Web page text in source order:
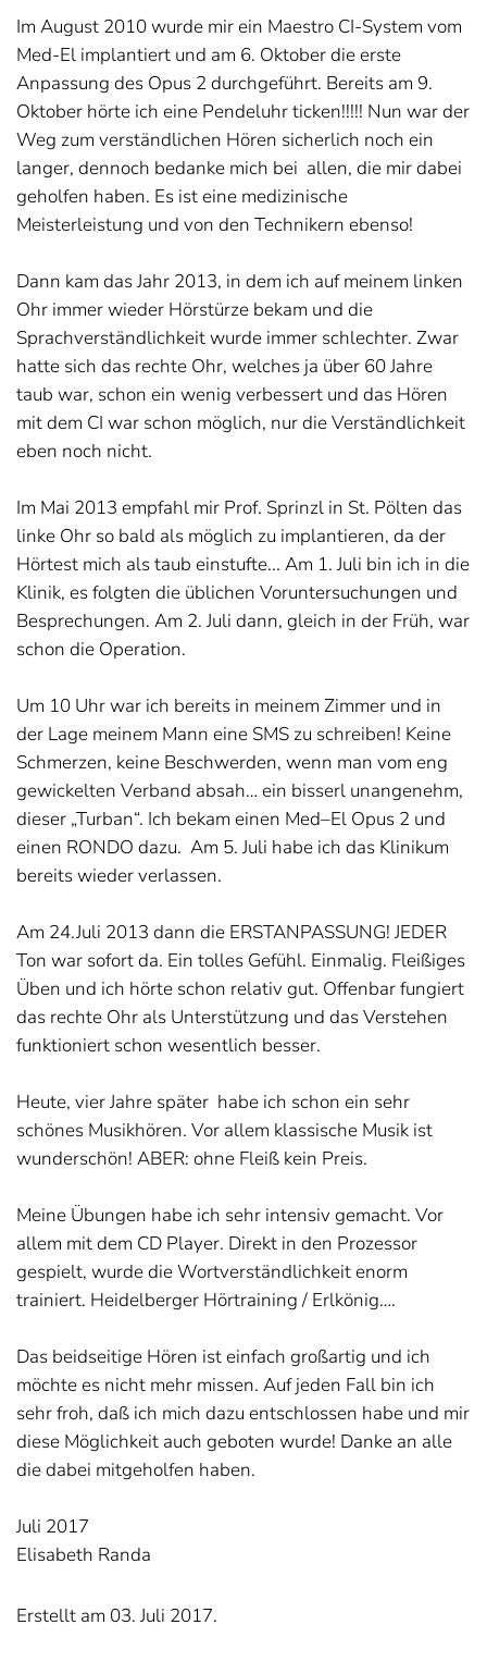
Im August 2010 wurde mir ein Maestro CI-System vom
Med-El implantiert und am 6. Oktober die erste
Anpassung des Opus 2 durchgeführt. Bereits am 9.
Oktober hörte ich eine Pendeluhr ticken!!!!! Nun war der
Weg zum verständlichen Hören sicherlich noch ein
langer, dennoch bedanke mich bei allen, die mir dabei
geholfen haben. Es ist eine medizinische
Meisterleistung und von den Technikern ebenso!
Dann kam das Jahr 2013, in dem ich auf meinem linken
Ohr immer wieder Hörstürze bekam und die
Sprachverständlichkeit wurde immer schlechter. Zwar
hatte sich das rechte Ohr, welches ja über 60 Jahre
taub war, schon ein wenig verbessert und das Hören
mit dem CI war schon möglich, nur die Verständlichkeit
eben noch nicht.
Im Mai 2013 empfahl mir Prof. Sprinzl in St. Pölten das
linke Ohr so bald als möglich zu implantieren, da der
Hörtest mich als taub einstufte... Am 1. Juli bin ich in die
Klinik, es folgten die üblichen Voruntersuchungen und
Besprechungen. Am 2. Juli dann, gleich in der Früh, war
schon die Operation.
Um 10 Uhr war ich bereits in meinem Zimmer und in
der Lage meinem Mann eine SMS zu schreiben! Keine
Schmerzen, keine Beschwerden, wenn man vom eng
gewickelten Verband absah… ein bisserl unangenehm,
dieser „Turban“. Ich bekam einen Med–El Opus 2 und
einen RONDO dazu. Am 5. Juli habe ich das Klinikum
bereits wieder verlassen.
Am 24.Juli 2013 dann die ERSTANPASSUNG! JEDER
Ton war sofort da. Ein tolles Gefühl. Einmalig. Fleißiges
Üben und ich hörte schon relativ gut. Offenbar fungiert
das rechte Ohr als Unterstützung und das Verstehen
funktioniert schon wesentlich besser.
Heute, vier Jahre später habe ich schon ein sehr
schönes Musikhören. Vor allem klassische Musik ist
wunderschön! ABER: ohne Fleiß kein Preis.
Meine Übungen habe ich sehr intensiv gemacht. Vor
allem mit dem CD Player. Direkt in den Prozessor
gespielt, wurde die Wortverständlichkeit enorm
trainiert. Heidelberger Hörtraining / Erlkönig….
Das beidseitige Hören ist einfach großartig und ich
möchte es nicht mehr missen. Auf jeden Fall bin ich
sehr froh, daß ich mich dazu entschlossen habe und mir
diese Möglichkeit auch geboten wurde! Danke an alle
die dabei mitgeholfen haben.
Juli 2017
Elisabeth Randa
Erstellt am 03. Juli 2017.